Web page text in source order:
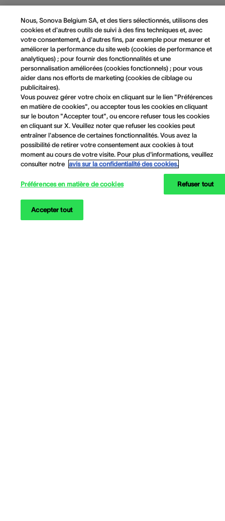
Nous, Sonova Belgium SA, et des tiers sélectionnés, utilisons des
cookies et d'autres outils de suivi à des fins techniques et, avec
votre consentement, à d'autres fins, par exemple pour mesurer et
améliorer la performance du site web (cookies de performance et
analytiques) ; pour fournir des fonctionnalités et une
personnalisation améliorées (cookies fonctionnels) ; pour vous
aider dans nos efforts de marketing (cookies de ciblage ou
publicitaires).
Vous pouvez gérer votre choix en cliquant sur le lien "Préférences
en matière de cookies", ou accepter tous les cookies en cliquant
sur le bouton "Accepter tout", ou encore refuser tous les cookies
en cliquant sur X. Veuillez noter que refuser les cookies peut
entraîner l'absence de certaines fonctionnalités. Vous avez la
possibilité de retirer votre consentement aux cookies à tout
moment au cours de votre visite. Pour plus d'informations, veuillez
consulter notre avis sur la confidentialité des cookies.
Préférences en matière de cookies Refuser tout
Accepter tout